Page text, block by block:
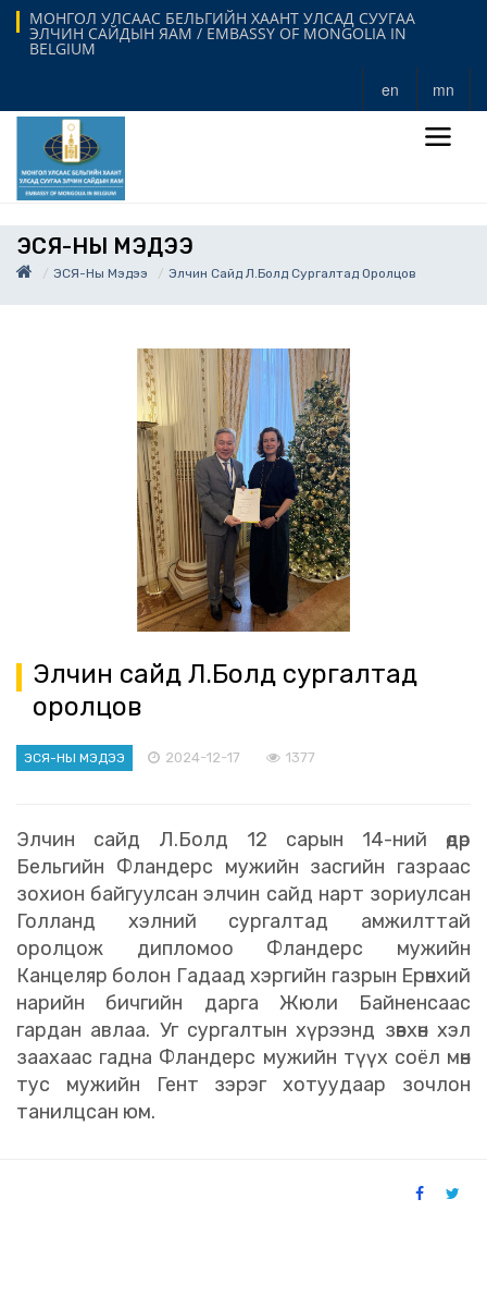
МОНГОЛ УЛСААС БЕЛЬГИЙН ХААНТ УЛСАД СУУГАА
ЭЛЧИН САЙДЫН ЯАМ / EMBASSY OF MONGOLIA IN
BELGIUM
en mn
ЭСЯ-НЫ МЭДЭЭ
ЭСЯ-Ны Мэдээ Элчин Сайд Л.Болд Сургалтад Оролцов
Элчин сайд Л.Болд сургалтад
оролцов
ЭСЯ-НЫ МЭДЭЭ 2024-12-17 1377
Элчин сайд Л.Болд 12 сарын 14-ний өдөр
Бельгийн Фландерс мужийн засгийн газраас
зохион байгуулсан элчин сайд нарт зориулсан
Голланд хэлний сургалтад амжилттай
оролцож дипломоо Фландерс мужийн
Канцеляр болон Гадаад хэргийн газрын Ерөнхий
нарийн бичгийн дарга Жюли Байненсаас
гардан авлаа. Уг сургалтын хүрээнд зөвхөн хэл
заахаас гадна Фландерс мужийн түүх соёл мөн
тус мужийн Гент зэрэг хотуудаар зочлон
танилцсан юм.